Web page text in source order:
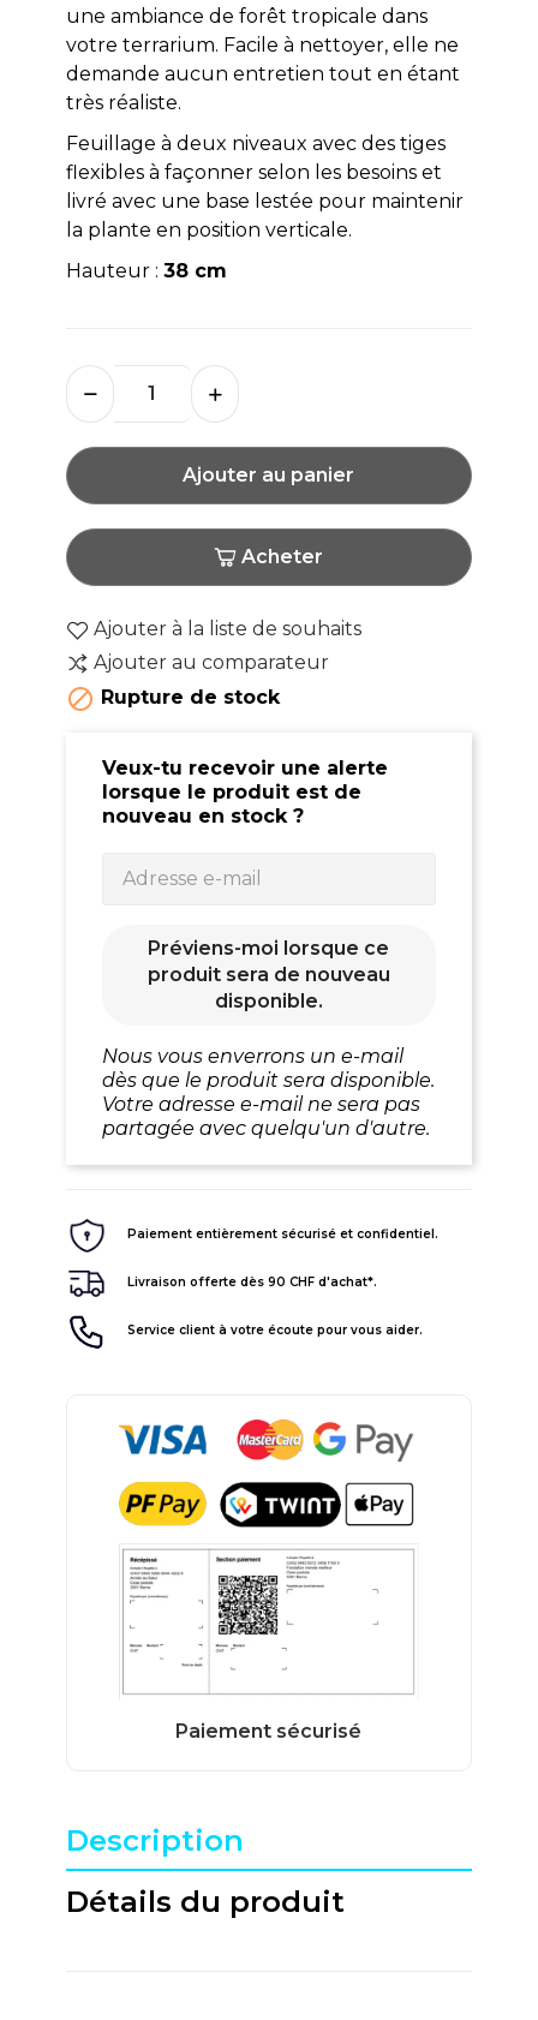
une ambiance de forêt tropicale dans
votre terrarium. Facile à nettoyer, elle ne
demande aucun entretien tout en étant
très réaliste.
Feuillage à deux niveaux avec des tiges
flexibles à façonner selon les besoins et
livré avec une base lestée pour maintenir
la plante en position verticale.
Hauteur : 38 cm
Ajouter au panier
Acheter
Ajouter à la liste de souhaits
Ajouter au comparateur
 Rupture de stock
Veux-tu recevoir une alerte
lorsque le produit est de
nouveau en stock ?
Préviens-moi lorsque ce
produit sera de nouveau
disponible.
Nous vous enverrons un e-mail
dès que le produit sera disponible.
Votre adresse e-mail ne sera pas
partagée avec quelqu'un d'autre.
Paiement entièrement sécurisé et confidentiel.
Livraison offerte dès 90 CHF d'achat*.
Service client à votre écoute pour vous aider.
Description
Détails du produit